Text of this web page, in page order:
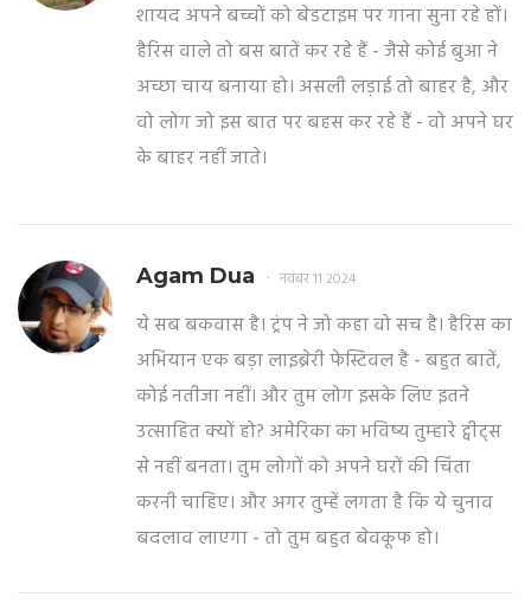
शायद अपने बच्चों को बेडटाइम पर गाना सुना रहे हों।
हैरिस वाले तो बस बातें कर रहे हैं - जैसे कोई बुआ ने
अच्छा चाय बनाया हो। असली लड़ाई तो बाहर है, और
वो लोग जो इस बात पर बहस कर रहे हैं - वो अपने घर
के बाहर नहीं जाते।
Agam Dua नवंबर 11 2024
ये सब बकवास है। ट्रंप ने जो कहा वो सच है। हैरिस का
अभियान एक बड़ा लाइब्रेरी फेस्टिवल है - बहुत बातें,
कोई नतीजा नहीं। और तुम लोग इसके लिए इतने
उत्साहित क्यों हो? अमेरिका का भविष्य तुम्हारे ट्वीट्स
से नहीं बनता। तुम लोगों को अपने घरों की चिंता
करनी चाहिए। और अगर तुम्हें लगता है कि ये चुनाव
बदलाव लाएगा - तो तुम बहुत बेवकूफ हो।